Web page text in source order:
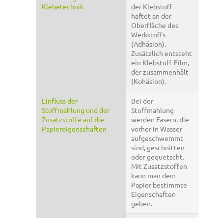
Klebetechnik
der Klebstoff
haftet an der
Oberfläche des
Werkstoffs
(Adhäsion).
Zusätzlich entsteht
ein Klebstoff-Film,
der zusammenhält
(Kohäsion).
Einfluss der
Stoffmahlung und der
Zusatzstoffe auf die
Papiereigenschaften
Bei der
Stoffmahlung
werden Fasern, die
vorher in Wasser
aufgeschwemmt
sind, geschnitten
oder gequetscht.
Mit Zusatzstoffen
kann man dem
Papier bestimmte
Eigenschaften
geben.